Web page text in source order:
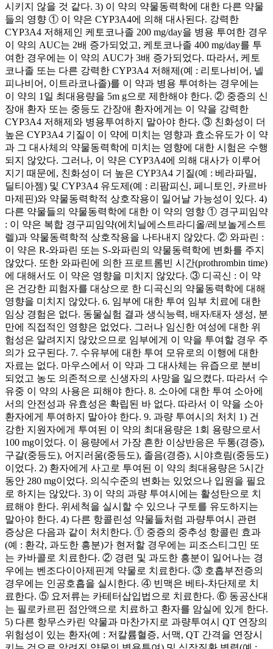
시키지 않을 것 같다. 3) 이 약의 약물동력학에 대한 다른 약물
들의 영향 ① 이 약은 CYP3A4에 의해 대사된다. 강력한
CYP3A4 저해제인 케토코나졸 200 mg/day을 병용 투여한 경우
이 약의 AUC는 2배 증가되었고, 케토코나졸 400 mg/day를 투
여한 경우에는 이 약의 AUC가 3배 증가되었다. 따라서, 케토
코나졸 또는 다른 강력한 CYP3A4 저해제(예 : 리토나비어, 넬
피나비어, 이트라코나졸)를 이 약과 병용 투여하는 경우에는
이 약의 1일 최대용량을 5m g으로 제한해야 한다. ② 중증의 신
장애 환자 또는 중등도 간장애 환자에게는 이 약을 강력한
CYP3A4 저해제와 병용투여하지 말아야 한다. ③ 친화성이 더
높은 CYP3A4 기질이 이 약에 미치는 영향과 효소유도가 이 약
과 그 대사체의 약물동력학에 미치는 영향에 대한 시험은 수행
되지 않았다. 그러나, 이 약은 CYP3A4에 의해 대사가 이루어
지기 때문에, 친화성이 더 높은 CYP3A4 기질(예 : 베라파밀,
딜티아젬) 및 CYP3A4 유도제(예 : 리팜피신, 페니토인, 카르바
마제핀)와 약물동력학적 상호작용이 일어날 가능성이 있다. 4)
다른 약물들의 약물동력학에 대한 이 약의 영향 ① 경구피임약
: 이 약은 복합 경구피임약(에치닐에스트라디올/레보놀게스트
렐)과 약물동력학적 상호작용을 나타내지 않았다. ② 와파린 :
이 약은 R-와파린 또는 S-와파린의 약물동력학에 변화를 주지
않았다. 또한 와파린에 의한 프로트롬빈 시간(prothrombin time)
에 대해서도 이 약은 영향을 미치지 않았다. ③ 디곡신 : 이 약
은 건강한 피험자를 대상으로 한 디곡신의 약물동력학에 대해
영향을 미치지 않았다. 6. 임부에 대한 투여 임부 치료에 대한
임상 경험은 없다. 동물실험 결과 생식능력, 배자/태자 생성, 분
만에 직접적인 영향은 없었다. 그러나 임신한 여성에 대한 위
험성은 알려지지 않았으므로 임부에게 이 약을 투여할 경우 주
의가 요구된다. 7. 수유부에 대한 투여 모유로의 이행에 대한
자료는 없다. 마우스에서 이 약과 그 대사체는 유즙으로 분비
되었고 농도 의존적으로 신생자의 사망을 일으켰다. 따라서 수
유중 이 약의 사용은 피해야 한다. 8. 소아에 대한 투여 소아에
서의 안전성과 유효성은 확립된 바 없다. 따라서 이 약을 소아
환자에게 투여하지 말아야 한다. 9. 과량 투여시의 처치 1) 건
강한 지원자에게 투여된 이 약의 최대용량은 1회 용량으로서
100 mg이었다. 이 용량에서 가장 흔한 이상반응은 두통(경증),
구갈(중등도), 어지러움(중등도), 졸음(경증), 시야흐림(중등도)
이었다. 2) 환자에게 사고로 투여된 이 약의 최대용량은 5시간
동안 280 mg이었다. 의식수준의 변화는 있었으나 입원을 필요
로 하지는 않았다. 3) 이 약의 과량 투여시에는 활성탄으로 치
료해야 한다. 위세척을 실시할 수 있으나 구토를 유도하지는
말아야 한다. 4) 다른 항콜린성 약물들처럼 과량투여시 관련
증상은 다음과 같이 처치한다. ① 중증의 중추성 항콜린 효과
(예 : 환각, 과도한 흥분)가 현저할 경우에는 피조스티그민 또
는 카바콜로 치료한다. ② 경련 및 과도한 흥분이 일어나는 경
우에는 벤조다이아제핀계 약물로 치료한다. ③ 호흡부전증의
경우에는 인공호흡을 실시한다. ④ 빈맥은 베타-차단제로 치
료한다. ⑤ 요저류는 카테터삽입법으로 치료한다. ⑥ 동공산대
는 필로카르핀 점안액으로 치료하고 환자를 암실에 있게 한다.
5) 다른 항무스카린 약물과 마찬가지로 과량투여시 QT 연장의
위험성이 있는 환자(예 : 저칼륨혈증, 서맥, QT 간격을 연장시